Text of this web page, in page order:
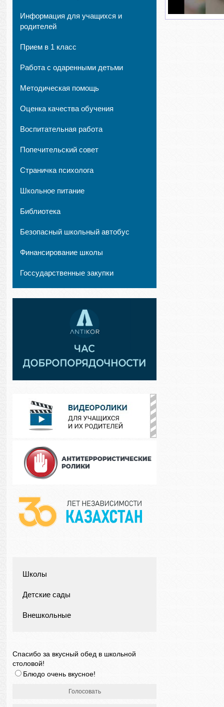
Информация для учащихся и
родителей
Прием в 1 класс
Работа с одаренными детьми
Методическая помощь
Оценка качества обучения
Воспитательная работа
Попечительский совет
Страничка психолога
Школьное питание
Библиотека
Безопасный школьный автобус
Финансирование школы
Госсударственные закупки
Школы
Детские сады
Внешкольные
Спасибо за вкусный обед в школьной
столовой!
Блюдо очень вкусное!
Голосовать